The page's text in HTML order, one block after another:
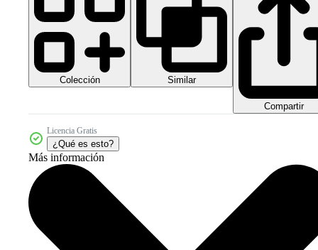
Colección Similar
Compartir
Licencia Gratis
¿Qué es esto?
Más información